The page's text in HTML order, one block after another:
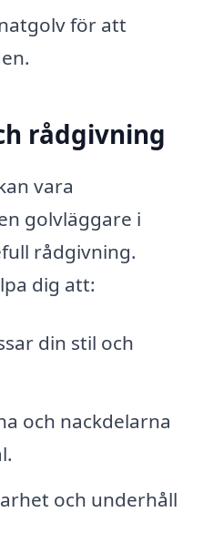
för att
rådgivning
vara
golvläggare i
rådgivning.
dig att:
din stil och
och nackdelarna
och underhåll